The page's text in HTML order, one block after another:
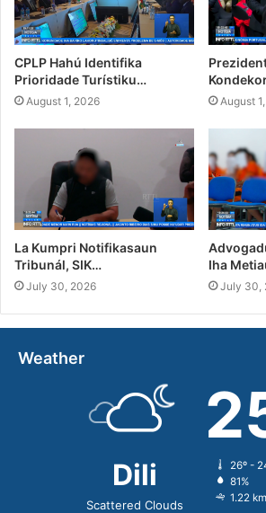
CPLP Hahú Identifika
Prioridade Turístiku…
August 1, 2026 August
La Kumpri Notifikasaun
Tribunál, SIK…
July 30, 2026
Iha
July 30,
Weather
Dili
Scattered Clouds
26º -
81%
1.22